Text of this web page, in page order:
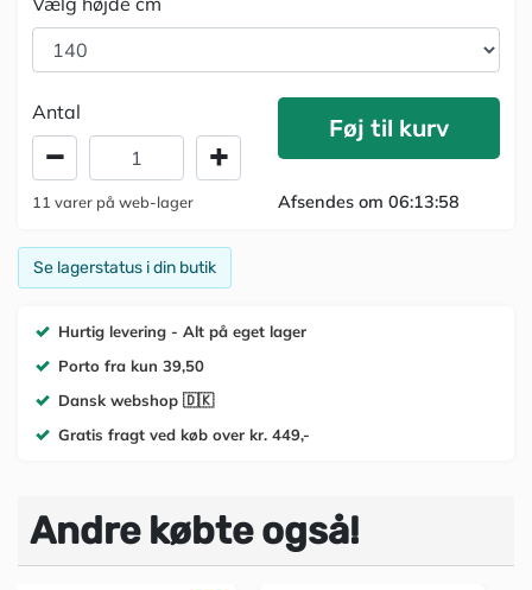
Antal
Føj til kurv
11 varer på web-lager Afsendes om 06:13:58
Se lagerstatus i din butik
Hurtig levering - Alt på eget lager
Porto fra kun 39,50
Dansk webshop 🇩🇰
Gratis fragt ved køb over kr. 449,-
Andre købte også!